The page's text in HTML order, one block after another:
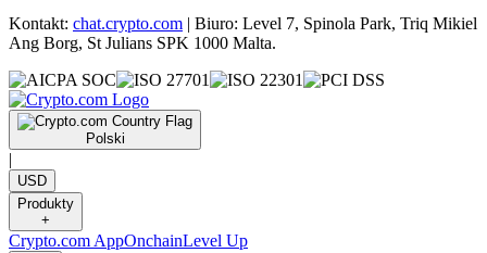
Kontakt: chat.crypto.com | Biuro: Level 7, Spinola Park, Triq Mikiel
Ang Borg, St Julians SPK 1000 Malta.
Polski
|
USD
Produkty
+
Crypto.com AppOnchainLevel Up